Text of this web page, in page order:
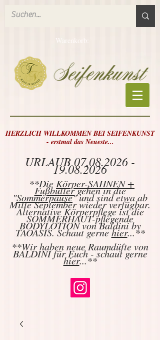
Warenkorb:
HERZLICH WILLKOMMEN BEI SEIFENKUNST
- erstmal das Neueste...
URLAUB07.08.2026 -
19.08.2026
**Die Körper-SAHNEN +
Fußbuttergehen in die
"Sommerpause" und sind etwa ab
Mitte September wieder verfügbar.
Alternative Körperpflege ist die
SOMMERHAUT-pflegende
BODYLOTION von Baldini by
TAOASIS. Schaut gernehier...**
**Wir haben neue Raumdüfte von
BALDINI für Euch - schaut gerne
hier...**